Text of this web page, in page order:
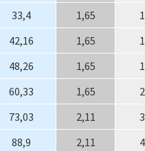
33,4 1,65
42,16 1,65
48,26 1,65
60,33 1,65
73,03 2,11
88,9 2,11